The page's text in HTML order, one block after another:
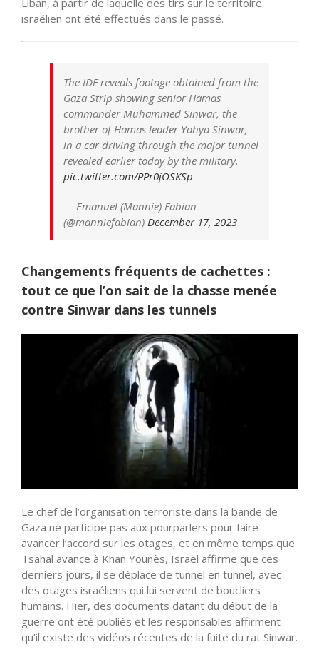
israélien ont été effectués dans le passé.
The IDF reveals footage obtained from the
Gaza Strip showing senior Hamas
commander Muhammed Sinwar, the
brother of Hamas leader Yahya Sinwar,
in a car driving through the major tunnel
revealed earlier today by the military.
pic.twitter.com/PPr0jOSKSp
— Emanuel (Mannie) Fabian
(@manniefabian) December 17, 2023
Changements fréquents de cachettes :
tout ce que l’on sait de la chasse menée
contre Sinwar dans les tunnels
Le chef de l’organisation terroriste dans la bande de
Gaza ne participe pas aux pourparlers pour faire
avancer l’accord sur les otages, et en même temps que
Tsahal avance à Khan Younès, Israël affirme que ces
derniers jours, il se déplace de tunnel en tunnel, avec
des otages israéliens qui lui servent de boucliers
humains. Hier, des documents datant du début de la
guerre ont été publiés et les responsables affirment
qu’il existe des vidéos récentes de la fuite du rat Sinwar.